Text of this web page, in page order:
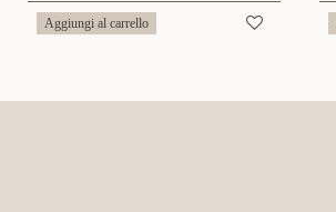
Aggiungi al carrello